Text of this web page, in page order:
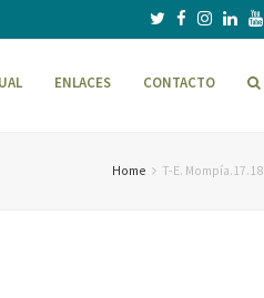
ENLACES CONTACTO
Home T-E. Mompía.17.18